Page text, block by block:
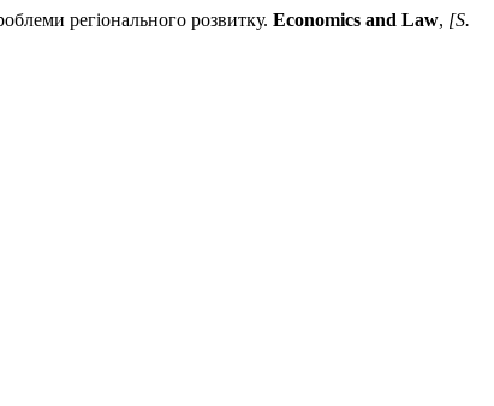
регіонального розвитку. Economics and Law, [S.